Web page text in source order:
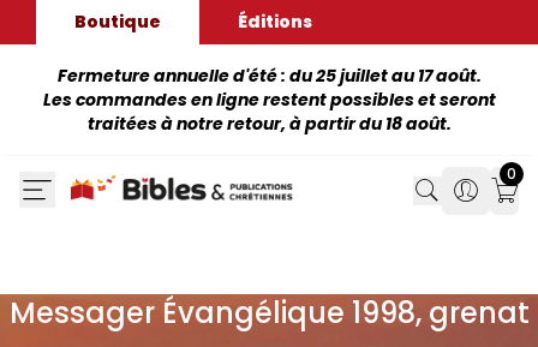
Boutique Éditions
Fermeture annuelle d'été : du 25 juillet au 17 août.
Les commandes en ligne restent possibles et seront
traitées à notre retour, à partir du 18 août.
Search
Search
0
Messager Évangélique 1998, grenat